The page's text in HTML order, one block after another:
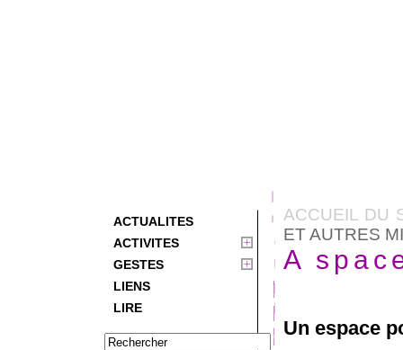
ACTUALITES
ACTIVITES
GESTES
LIENS
LIRE
ACCUEIL DU
ET AUTRES
A
Un espace